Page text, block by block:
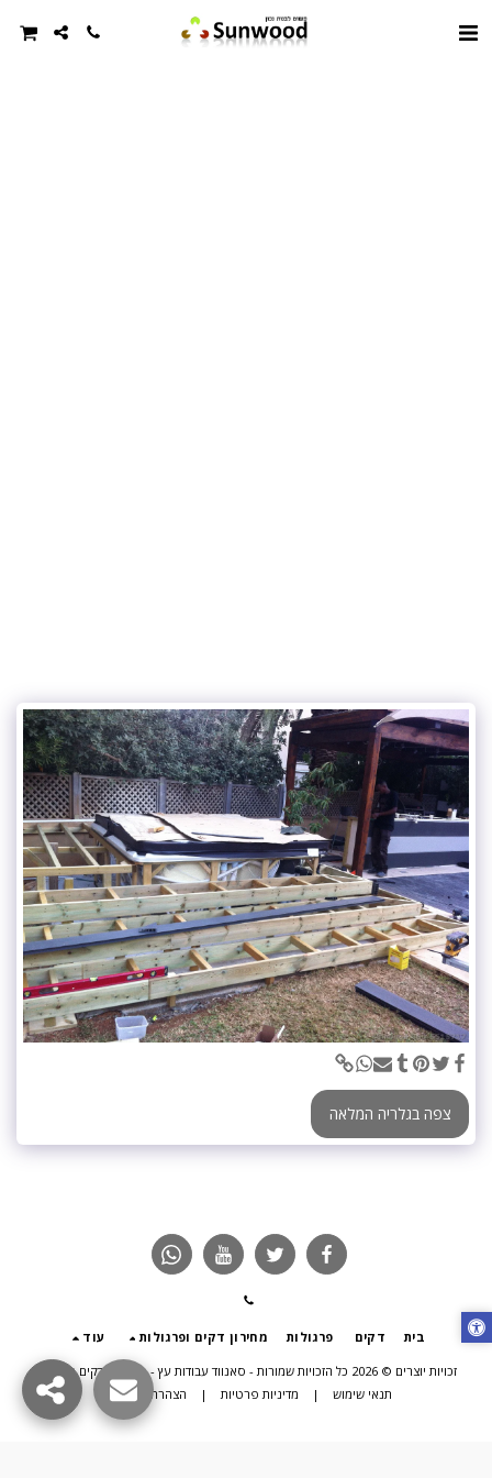
צפה בגלריה המלאה
בית דקים פרגולות מחירון דקים ופרגולות עוד
זכויות יוצרים © 2026 כל הזכויות שמורות -
סאנווד עבודות עץ - פרגולות דקים תוספות
תנאי שימוש | מדיניות פרטיות | הצהרת נגישות